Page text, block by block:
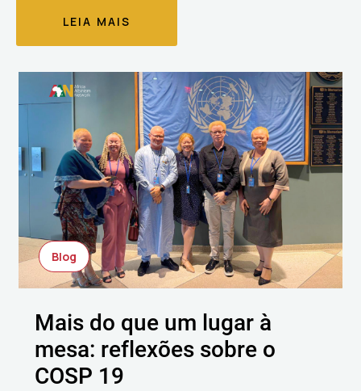
LEIA MAIS
Blog
Mais do que um lugar à
mesa: reflexões sobre o
COSP 19